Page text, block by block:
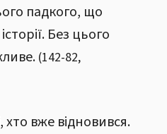
падкого, що
Без цього
(142-82,
хто вже відновився.